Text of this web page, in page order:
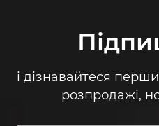
і дізнавайтеся
розпродажі,